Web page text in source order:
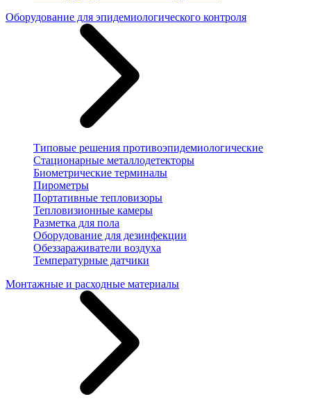
Оборудование для эпидемиологического контроля
Типовые решения противоэпидемиологические
Стационарные металлодетекторы
Биометрические терминалы
Пирометры
Портативные тепловизоры
Тепловизионные камеры
Разметка для пола
Оборудование для дезинфекции
Обеззараживатели воздуха
Температурные датчики
Монтажные и расходные материалы